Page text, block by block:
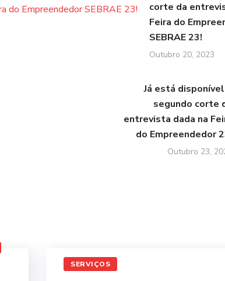
corte da
Feira do
SEBRAE 23!
Outubro 20, 2023
Já está
segundo corte
entrevista dada na
do Empreendedor
Outubro 23,
SERVIÇOS